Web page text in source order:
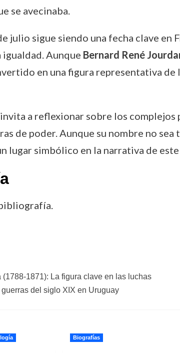
se avecinaba.
julio sigue siendo una fecha clave
Aunque Bernard René
en una figura representativa
a reflexionar sobre los
de poder. Aunque su nombre no
lugar simbólico en la narrativa de
1871): La figura clave en las luchas
del siglo XIX en Uruguay
Biografías